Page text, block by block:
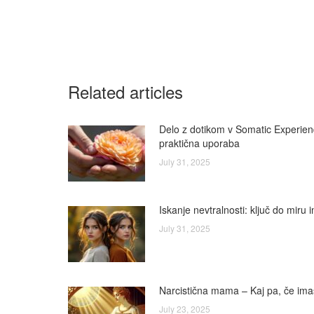
Related articles
Delo z dotikom v Somatic
praktična uporaba
July 31, 2025
Iskanje nevtralnosti: ključ do miru
July 31, 2025
Narcistična mama – Kaj pa, če
July 23, 2025